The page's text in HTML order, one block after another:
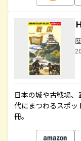
日本の城や古戦場
代にまつわるスポ
冊。